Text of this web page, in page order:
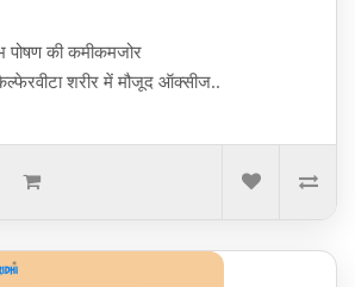
पोषण की कमीकमजोर
शरीर में मौजूद ऑक्सीज..